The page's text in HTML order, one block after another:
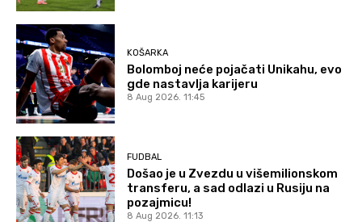
KOŠARKA
Bolomboj neće pojačati Unikahu, evo
gde nastavlja karijeru
8 Aug 2026. 11:45
FUDBAL
Došao je u Zvezdu u višemilionskom
transferu, a sad odlazi u Rusiju na
pozajmicu!
8 Aug 2026. 11:13